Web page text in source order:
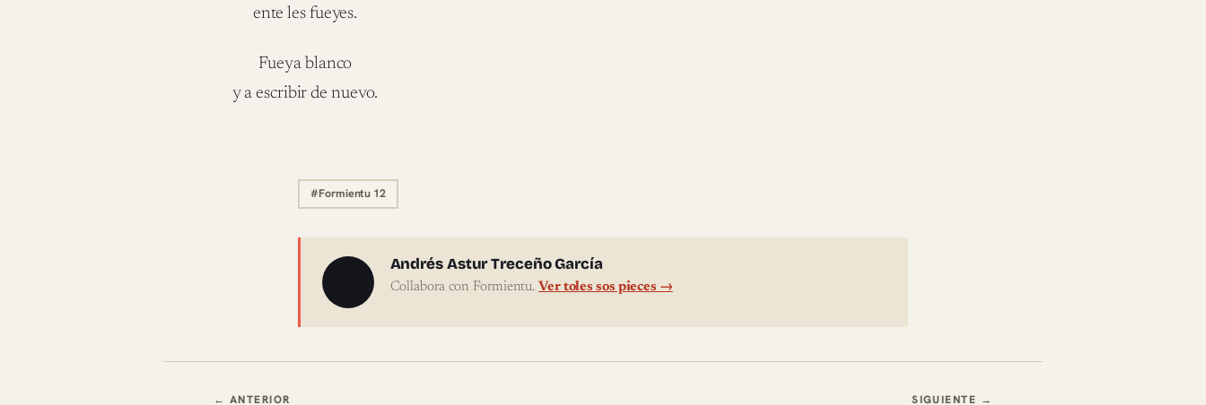
ente les fueyes.
Fueya blanco
y a escribir de nuevo.
#Formientu 12
Sobre l'autor
Andrés Astur Treceño García
Collabora con Formientu. Ver toles sos pieces →
← ANTERIOR SIGUIENTE →